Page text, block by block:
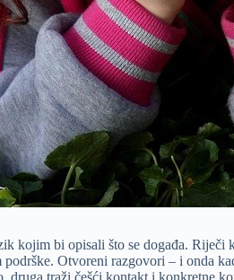
bi opisali što se događa. Riječi
Otvoreni razgovori – i onda
druga traži češći kontakt i konkretne